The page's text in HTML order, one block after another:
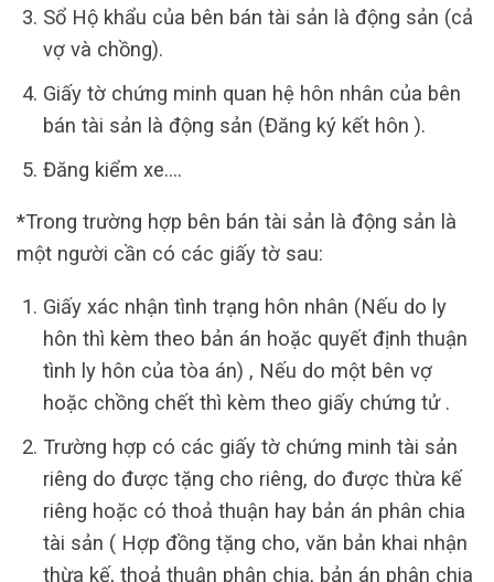
Sổ Hộ khẩu của bên bán tài sản là động sản (cả
vợ và chồng).
Giấy tờ chứng minh quan hệ hôn nhân của bên
bán tài sản là động sản (Đăng ký kết hôn ).
Đăng kiểm xe….
*Trong trường hợp bên bán tài sản là động sản là
một người cần có các giấy tờ sau:
Giấy xác nhận tình trạng hôn nhân (Nếu do ly
hôn thì kèm theo bản án hoặc quyết định thuận
tình ly hôn của tòa án) , Nếu do một bên vợ
hoặc chồng chết thì kèm theo giấy chứng tử .
Trường hợp có các giấy tờ chứng minh tài sản
riêng do được tặng cho riêng, do được thừa kế
riêng hoặc có thoả thuận hay bản án phân chia
tài sản ( Hợp đồng tặng cho, văn bản khai nhận
thừa kế, thoả thuận phân chia, bản án phân chia